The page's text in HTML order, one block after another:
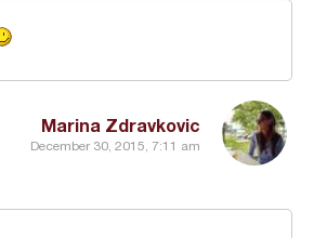
Marina Zdravkovic
December 30, 2015, 7:11 am